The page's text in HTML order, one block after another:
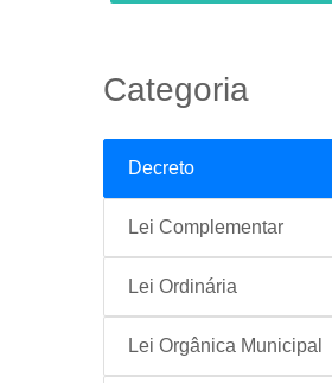
Categoria
Decreto
Lei Complementar
Lei Ordinária
Lei Orgânica Municipal